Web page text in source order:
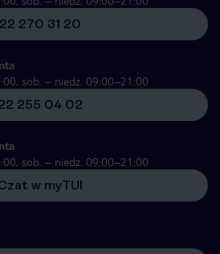
22 270 31 20
sob. – niedz. 09:00–21:00
255 04 02
sob. – niedz. 09:00–21:00
w myTUI